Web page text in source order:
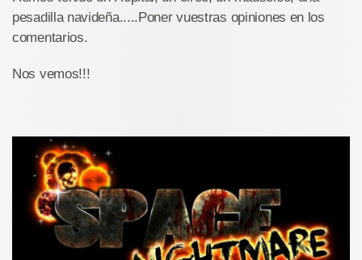
pesadilla navideña.....Poner vuestras opiniones en los
comentarios.
Nos vemos!!!